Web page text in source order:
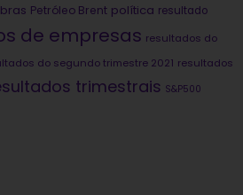
Petróleo Brent política resultado
de empresas resultados do
do segundo trimestre 2021 resultados
trimestrais S&P500